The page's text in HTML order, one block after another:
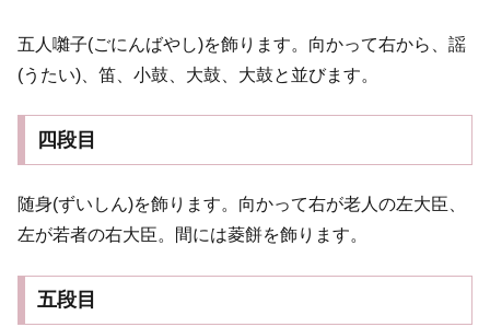
五人囃子(ごにんばやし)を飾ります。向かって右から、謡
(うたい)、笛、小鼓、大鼓、大鼓と並びます。
四段目
随身(ずいしん)を飾ります。向かって右が老人の左大臣、
左が若者の右大臣。間には菱餅を飾ります。
五段目